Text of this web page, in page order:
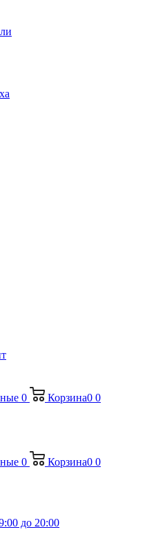
0 Корзина0 0
0 Корзина0 0
до 20:00